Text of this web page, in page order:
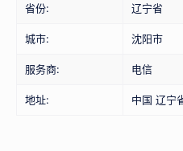
省份: 辽宁省
城市: 沈阳市
服务商: 电信
地址: 中国 辽宁